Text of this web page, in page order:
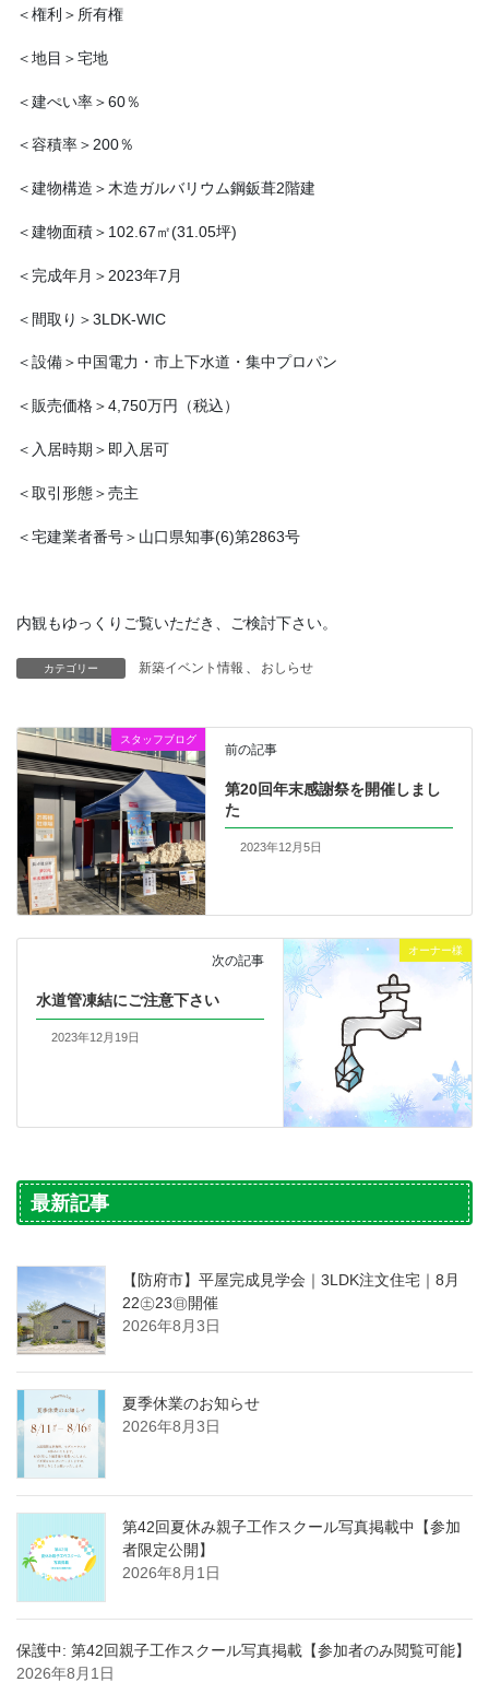
＜権利＞所有権
＜地目＞宅地
＜建ぺい率＞60％
＜容積率＞200％
＜建物構造＞木造ガルバリウム鋼鈑葺2階建
＜建物面積＞102.67㎡(31.05坪)
＜完成年月＞2023年7月
＜間取り＞3LDK-WIC
＜設備＞中国電力・市上下水道・集中プロパン
＜販売価格＞4,750万円（税込）
＜入居時期＞即入居可
＜取引形態＞売主
＜宅建業者番号＞山口県知事(6)第2863号
内観もゆっくりご覧いただき、ご検討下さい。
カテゴリー 新築イベント情報 、 おしらせ
スタッフブログ
前の記事
第20回年末感謝祭を開催しまし
た
2023年12月5日
オーナー様
次の記事
水道管凍結にご注意下さい
2023年12月19日
最新記事
【防府市】平屋完成見学会｜3LDK注文住宅｜8月
22㊏23㊐開催
2026年8月3日
夏季休業のお知らせ
2026年8月3日
第42回夏休み親子工作スクール写真掲載中【参加
者限定公開】
2026年8月1日
保護中: 第42回親子工作スクール写真掲載【参加者のみ閲覧可能】
2026年8月1日